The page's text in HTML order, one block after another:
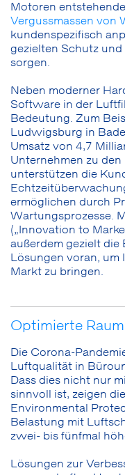
Motoren
Vergussmassen von
kundenspezifisch
gezielten Schutz
sorgen.
Neben moderner
Software in der
Bedeutung. Zum
Ludwigsburg in
Umsatz von 4,7
Unternehmen zu
unterstützen die
ermöglichen durch
Wartungsprozesse.
(„Innovation to
außerdem gezielt
Lösungen voran,
Markt zu bringen.
Optimierte
Die Corona-
Luftqualität in
Dass dies nicht nur
sinnvoll ist, zeigen
Environmental
Belastung mit
zwei- bis fünfmal
Lösungen zur